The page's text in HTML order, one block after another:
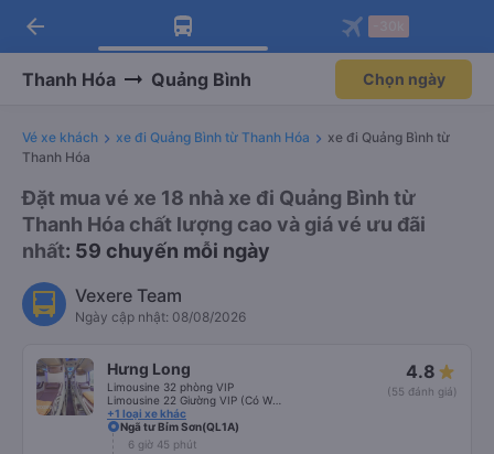
Tải app Vexere ngay!
Nhận ưu đãi thành viên độc
Mở app
Tải app Vexere
-30k/ghế khi đặt vé máy bay qua
Mở app
arrow_back
Thanh Hóa Quảng Bình Chọn ngày
Vé xe khách xe đi Quảng Bình từ Thanh Hóa
xe đi Quảng Bình từ
Thanh Hóa
Đặt mua vé xe 18 nhà xe đi Quảng Bình từ
Thanh Hóa chất lượng cao và giá vé ưu đãi
nhất: 59 chuyến mỗi ngày
Vexere Team
Ngày cập nhật: 08/08/2026
Hưng Long
Limousine 32 phòng VIP
+1 loại xe khác
4.8
(55 đánh giá)
Ngã tư Bỉm Sơn(QL1A)
6 giờ 45 phút